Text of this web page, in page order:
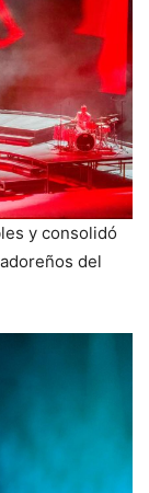
y consolidó
del